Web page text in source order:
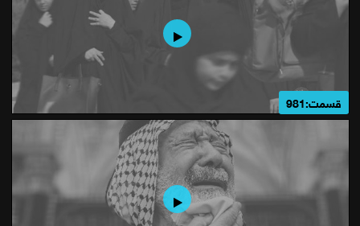
قسمت:981